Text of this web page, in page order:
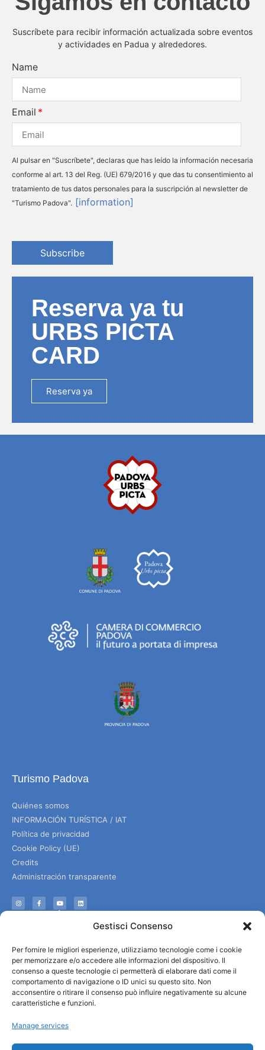
Gestisci Consenso
Per fornire le migliori esperienze, utilizziamo tecnologie come i cookie
per memorizzare e/o accedere alle informazioni del dispositivo. Il
consenso a queste tecnologie ci permetterà di elaborare dati come il
comportamento di navigazione o ID unici su questo sito. Non
acconsentire o ritirare il consenso può influire negativamente su alcune
caratteristiche e funzioni.
Manage services
Suscríbete para recibir información actualizada sobre eventos
y actividades en Padua y alrededores.
Name
Email
Al pulsar en "Suscríbete", declaras que has leído la información necesaria
conforme al art. 13 del Reg. (UE) 679/2016 y que das tu consentimiento al
tratamiento de tus datos personales para la suscripción al newsletter de
"Turismo Padova". [information]
Subscribe
Reserva ya tu
URBS PICTA
CARD
Reserva ya
Turismo Padova
Quiénes somos
INFORMACIÓN TURÍSTICA / IAT
Política de privacidad
Cookie Policy (UE)
Credits
Administración transparente
Servicios útiles
Descargar folletos